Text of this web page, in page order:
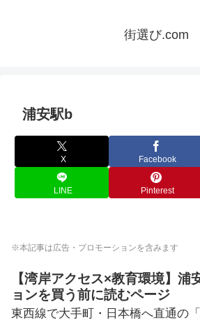
街選び.com
浦安駅b
X Facebook
LINE Pinterest
※本記事は広告・プロモーションを含みます
【湾岸アクセス×教育環境】浦
ョンを買う前に読むページ
東西線で大手町・日本橋へ直通の「